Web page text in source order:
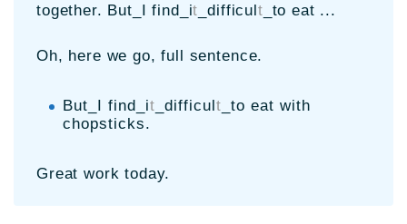
together. But_I find_it _difficult _to eat ...
Oh, here we go, full sentence.
But_I find_it _difficult _to eat with
chopsticks.
Great work today.